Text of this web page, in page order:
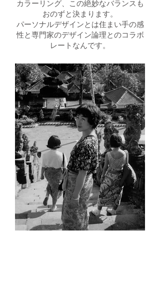
カラーリング、この絶妙なバランスも
おのずと決まります。
パーソナルデザインとは住まい手の感
性と専門家のデザイン論理とのコラボ
レートなんです。